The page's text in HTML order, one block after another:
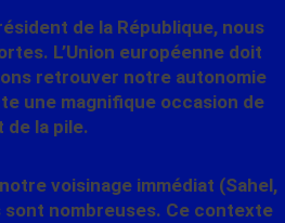
de la République, nous
L’Union européenne doit
retrouver notre autonomie
une magnifique occasion de
la pile.
voisinage immédiat (Sahel,
nombreuses. Ce contexte